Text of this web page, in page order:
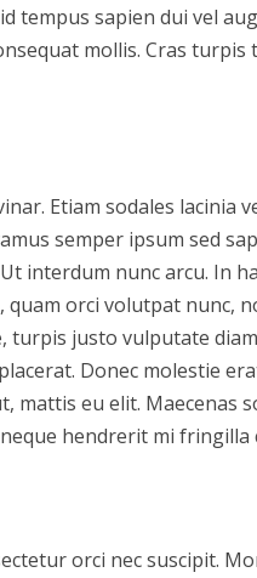
tempus sapien dui vel
mollis. Cras
Etiam sodales lacinia
semper ipsum sed
interdum nunc arcu. In
orci volutpat nunc,
justo vulputate
Donec molestie
mattis eu elit. Maecenas
hendrerit mi fringilla
orci nec suscipit.